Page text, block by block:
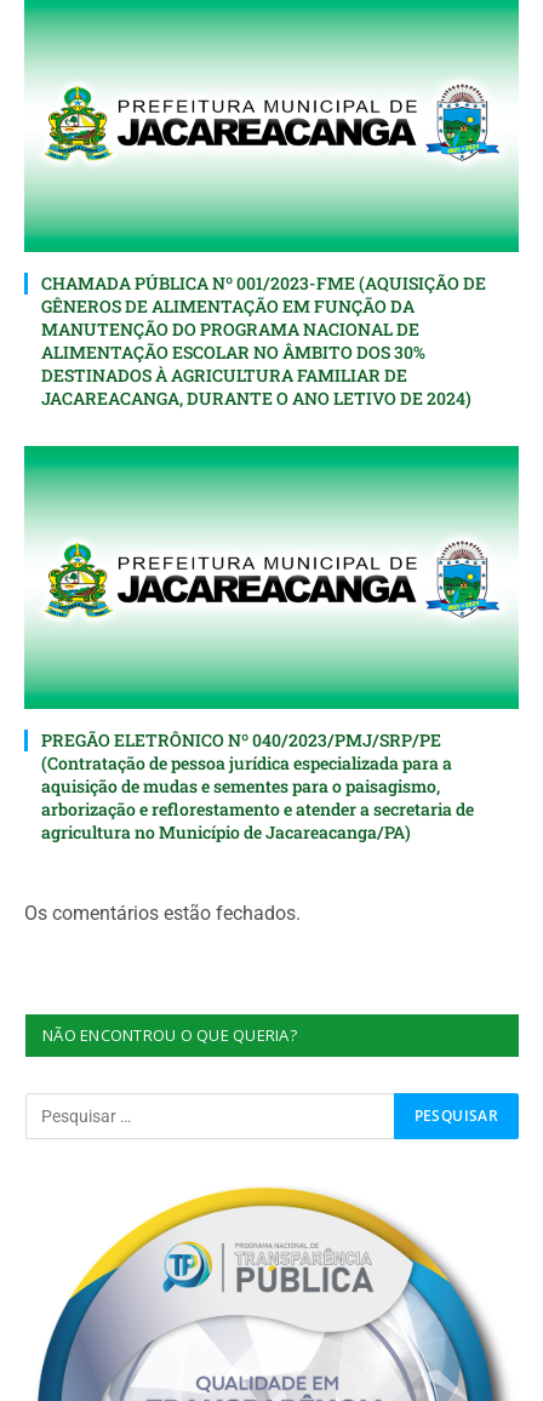
CHAMADA PÚBLICA Nº 001/2023-FME (AQUISIÇÃO DE
GÊNEROS DE ALIMENTAÇÃO EM FUNÇÃO DA
MANUTENÇÃO DO PROGRAMA NACIONAL DE
ALIMENTAÇÃO ESCOLAR NO ÂMBITO DOS 30%
DESTINADOS À AGRICULTURA FAMILIAR DE
JACAREACANGA, DURANTE O ANO LETIVO DE 2024)
PREGÃO ELETRÔNICO Nº 040/2023/PMJ/SRP/PE
(Contratação de pessoa jurídica especializada para a
aquisição de mudas e sementes para o paisagismo,
arborização e reflorestamento e atender a secretaria de
agricultura no Município de Jacareacanga/PA)
Os comentários estão fechados.
NÃO ENCONTROU O QUE QUERIA?